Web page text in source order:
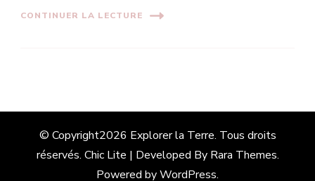
CONTINUER LA LECTURE
© Copyright2026 Explorer la Terre. Tous droits
réservés. Chic Lite | Developed By Rara Themes.
Powered byWordPress.